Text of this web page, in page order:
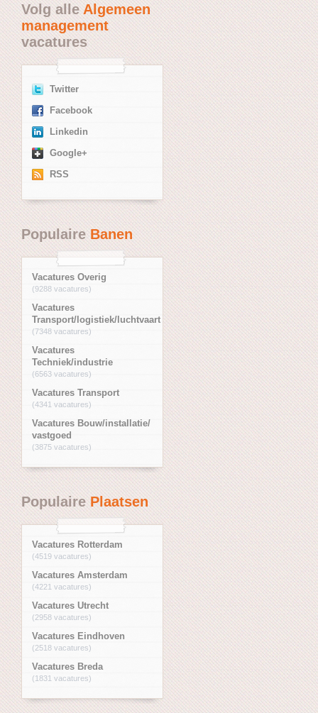
Volg alleAlgemeen
management
vacatures
Twitter
Facebook
Linkedin
Google+
RSS
PopulaireBanen
Vacatures Overig
(9288 vacatures)
Vacatures
Transport/logistiek/luchtvaart
(7348 vacatures)
Vacatures
Techniek/industrie
(6563 vacatures)
Vacatures Transport
(4341 vacatures)
Vacatures Bouw/installatie/
vastgoed
(3875 vacatures)
Populaire Plaatsen
Vacatures Rotterdam
(4519 vacatures)
Vacatures Amsterdam
(4221 vacatures)
Vacatures Utrecht
(2958 vacatures)
Vacatures Eindhoven
(2518 vacatures)
Vacatures Breda
(1831 vacatures)